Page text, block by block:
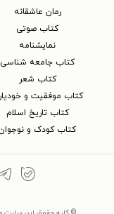
رمان عاشقانه
کتاب‌ صوتی
نمایشنامه
کتاب جامعه شناسی
کتاب شعر
کتاب موفقیت و
کتاب تاریخ اسلام
کتاب کودک و